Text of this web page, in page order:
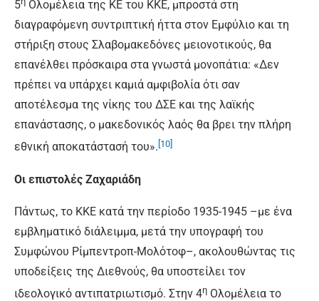
5
Ολομέλεια της ΚΕ του ΚΚΕ, μπροστά στη
διαγραφόμενη συντριπτική ήττα στον Εμφύλιο και τη
στήριξη στους Σλαβομακεδόνες μειονοτικούς, θα
επανέλθει πρόσκαιρα στα γνωστά μονοπάτια: «Δεν
πρέπει να υπάρχει καμιά αμφιβολία ότι σαν
αποτέλεσμα της νίκης του ΔΣΕ και της λαϊκής
επανάστασης, ο μακεδονικός λαός θα βρει την πλήρη
εθνική αποκατάστασή του». [10]
Οι επιστολές Ζαχαριάδη
Πάντως, το ΚΚΕ κατά την περίοδο 1935-1945 –με ένα
εμβληματικό διάλειμμα, μετά την υπογραφή του
Συμφώνου Ρίμπεντροπ-Μολότοφ–, ακολουθώντας τις
υποδείξεις της Διεθνούς, θα υποστείλει τον
ιδεολογικό αντιπατριωτισμό. Στην 4η Ολομέλεια το